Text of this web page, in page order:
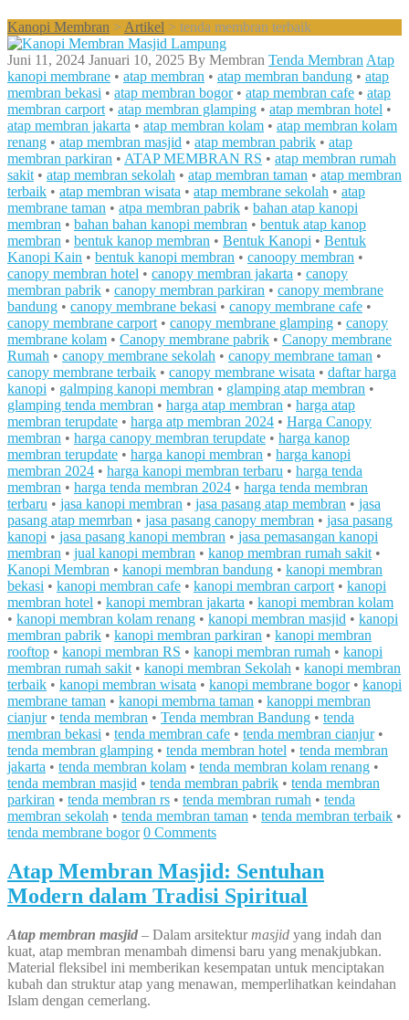
Kanopi Membran > Artikel > tenda membran terbaik
Juni 11, 2024 Januari 10, 2025 By Membran Tenda Membran Atap
kanopi membrane • atap membran • atap membran bandung • atap
membran bekasi • atap membran bogor• atap membran cafe • atap
membran carport • atap membran glamping • atap membran hotel •
atap membran jakarta • atap membran kolam • atap membran kolam
renang • atap membran masjid • atap membran pabrik • atap
membran parkiran • ATAP MEMBRAN RS • atap membran rumah
sakit • atap membran sekolah • atap membran taman • atap membran
terbaik • atap membran wisata • atap membrane sekolah • atap
membrane taman • atpa membran pabrik • bahan atap kanopi
membran • bahan bahan kanopi membran • bentuk atap kanop
membran • bentuk kanop membran • Bentuk Kanopi • Bentuk
Kanopi Kain • bentuk kanopi membran • canoopy membran •
canopy membran hotel • canopy membran jakarta • canopy
membran pabrik • canopy membran parkiran • canopy membrane
bandung • canopy membrane bekasi • canopy membrane cafe •
canopy membrane carport • canopy membrane glamping • canopy
membrane kolam • Canopy membrane pabrik • Canopy membrane
Rumah • canopy membrane sekolah • canopy membrane taman •
canopy membrane terbaik • canopy membrane wisata • daftar harga
kanopi • galmping kanopi membran • glamping atap membran •
glamping tenda membran • harga atap membran • harga atap
membran terupdate • harga atp membran 2024 • Harga Canopy
membran • harga canopy membran terupdate • harga kanop
membran terupdate • harga kanopi membran • harga kanopi
membran 2024 • harga kanopi membran terbaru • harga tenda
membran • harga tenda membran 2024 • harga tenda membran
terbaru • jasa kanopi membran • jasa pasang atap membran • jasa
pasang atap memrban • jasa pasang canopy membran • jasa pasang
kanopi • jasa pasang kanopi membran • jasa pemasangan kanopi
membran • jual kanopi membran • kanop membran rumah sakit •
Kanopi Membran • kanopi membran bandung • kanopi membran
bekasi • kanopi membran cafe • kanopi membran carport • kanopi
membran hotel • kanopi membran jakarta • kanopi membran kolam
• kanopi membran kolam renang • kanopi membran masjid • kanopi
membran pabrik • kanopi membran parkiran • kanopi membran
rooftop • kanopi membran RS • kanopi membran rumah • kanopi
membran rumah sakit • kanopi membran Sekolah • kanopi membran
terbaik • kanopi membran wisata • kanopi membrane bogor• kanopi
membrane taman • kanopi membrna taman • kanoppi membran
cianjur• tenda membran • Tenda membran Bandung • tenda
membran bekasi • tenda membran cafe • tenda membran cianjur•
tenda membran glamping • tenda membran hotel • tenda membran
jakarta • tenda membran kolam • tenda membran kolam renang •
tenda membran masjid • tenda membran pabrik • tenda membran
parkiran • tenda membran rs • tenda membran rumah • tenda
membran sekolah • tenda membran taman • tenda membran terbaik •
tenda membrane bogor 0 Comments
Atap Membran Masjid: Sentuhan
Modern dalam Tradisi Spiritual
Atap membran masjid – Dalam arsitekturmasjid yang indah dan
kuat, atap membran menambah dimensi baru yang menakjubkan.
Material fleksibel ini memberikan kesempatan untuk menciptakan
kubah dan struktur atap yang menawan, memperlihatkan keindahan
Islam dengan cemerlang.